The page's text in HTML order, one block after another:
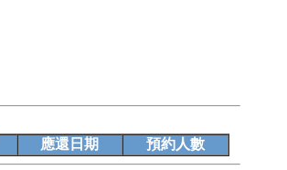
應還日期 預約人數